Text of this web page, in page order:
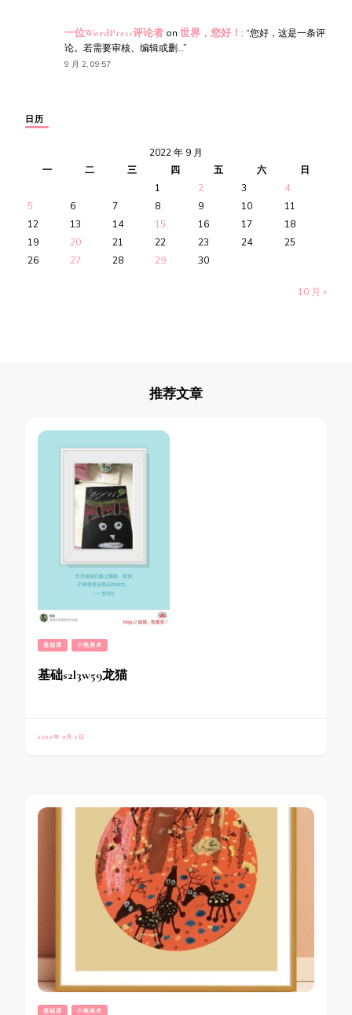
一位WordPress评论者 on 世界，您好！ : “您好，这是一条评
论。若需要审核、编辑或删…”
9 月 2, 09:57
日历
2022 年 9 月
一
二 三 四 五 六
日
1
2 3
4
5
6 7 8 9 10
11
12
13 14 15 16 17
18
19
20 21 22 23 24
25
26
27 28 29 30
10 月 »
推荐文章
基础课 小熊美术
基础s2l3w59龙猫
2022年 9月 2日
基础课 小熊美术